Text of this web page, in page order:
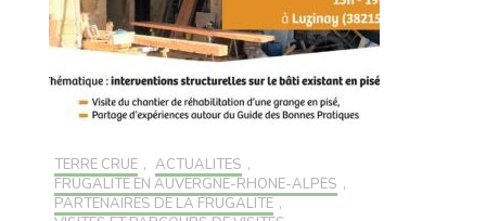
TERRE CRUE , ACTUALITÉS ,
FRUGALITÉ EN AUVERGNE-RHONE-ALPES ,
PARTENAIRES DE LA FRUGALITÉ ,